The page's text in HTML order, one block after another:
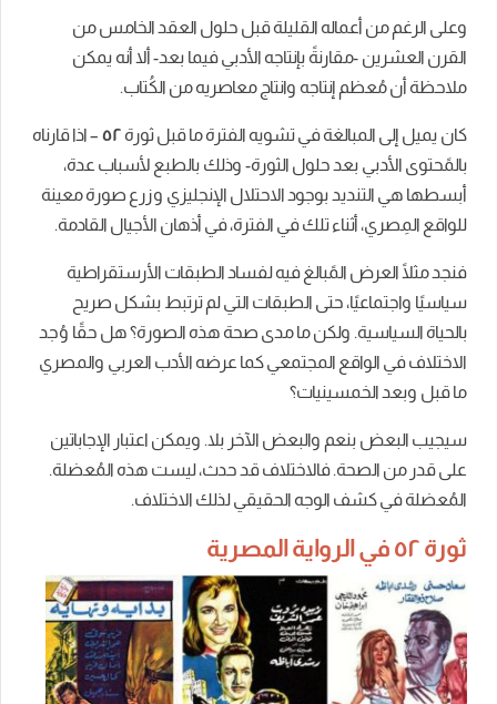
وعلى الرغم من أعماله القليلة قبل حلول العقد الخامس من
القرن العشرين -مقارنةً بإنتاجه الأدبي فيما بعد- ألا أنه يمكن
ملاحظة أن مُعظم إنتاجه وانتاج معاصريه من الكُتاب.
كان يميل إلى المبالغة في تشويه الفترة ما قبل ثورة ٥٢ – اذا قارناه
بالمًحتوى الأدبي بعد حلول الثورة- وذلك بالطبع لأسباب عدة،
أبسطها هي التنديد بوجود الاحتلال الإنجليزي وزرع صورة معينة
للواقع المِصري، أثناء تلك في الفترة، في أذهان الأجيال القادمة.
فنجد مثلًا العرض المًبالغ فيه لفساد الطبقات الأرستقراطية
سياسيًا واجتماعيًا، حتى الطبقات التي لم ترتبط بشكل صريح
بالحياة السياسية. ولكن ما مدى صحة هذه الصورة؟ هل حقًا وُجد
الاختلاف في الواقع المجتمعي كما عرضه الأدب العربي والمصري
ما قبل وبعد الخمسينيات؟
سيجيب البعض بنعم والبعض الآخر بلا. ويمكن اعتبار الإجاباتين
على قدر من الصحة. فالاختلاف قد حدث، ليست هذه المُعضلة.
المُعضلة في كشف الوجه الحقيقي لذلك الاختلاف.
ثورة ٥٢ في الرواية المصرية